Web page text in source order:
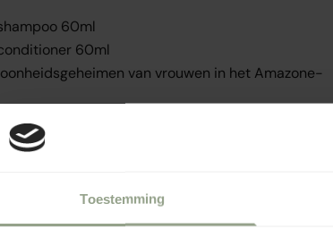
Toestemming
60ml
60ml
van vrouwen in het Amazone-
duurzaam ingekochte ingrediënten.
shampoo en conditioner maakt het haar
en volume.